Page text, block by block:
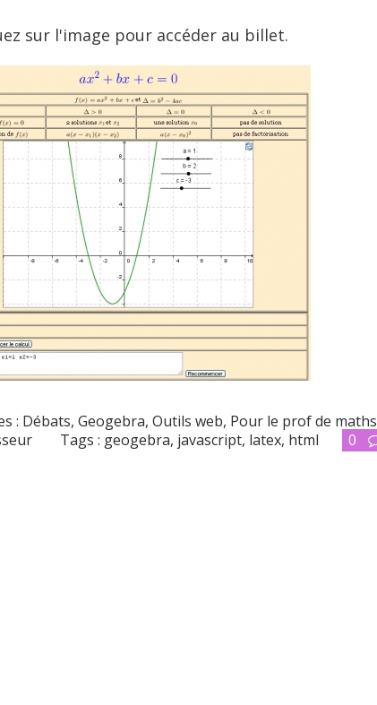
sur l'image pour accéder au billet.
: Débats,Geogebra,Outils web, Pour le prof de maths
Tags : geogebra, javascript, latex, html
0